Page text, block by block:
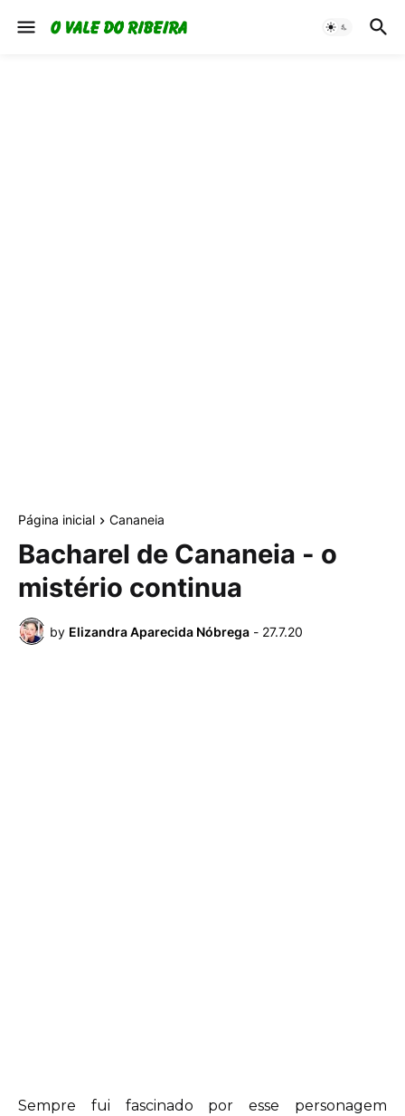
Página inicial Cananeia
Bacharel de Cananeia - o
mistério continua
by Elizandra Aparecida Nóbrega - 27.7.20
Sempre fui fascinado por esse personagem